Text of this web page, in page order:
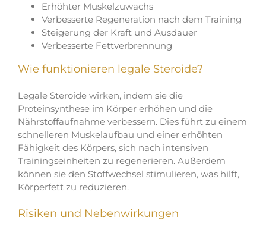
Erhöhter Muskelzuwachs
Verbesserte Regeneration nach dem Training
Steigerung der Kraft und Ausdauer
Verbesserte Fettverbrennung
Wie funktionieren legale Steroide?
Legale Steroide wirken, indem sie die
Proteinsynthese im Körper erhöhen und die
Nährstoffaufnahme verbessern. Dies führt zu einem
schnelleren Muskelaufbau und einer erhöhten
Fähigkeit des Körpers, sich nach intensiven
Trainingseinheiten zu regenerieren. Außerdem
können sie den Stoffwechsel stimulieren, was hilft,
Körperfett zu reduzieren.
Risiken und Nebenwirkungen